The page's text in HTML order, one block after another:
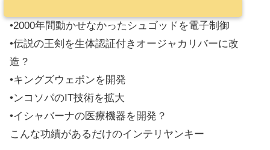
•2000年間動かせなかったシュゴッドを電子制御
•伝説の王剣を生体認証付きオージャカリバーに改
造？
•キングズウェポンを開発
•ンコソパのIT技術を拡大
•イシャバーナの医療機器を開発？
こんな功績があるだけのインテリヤンキー